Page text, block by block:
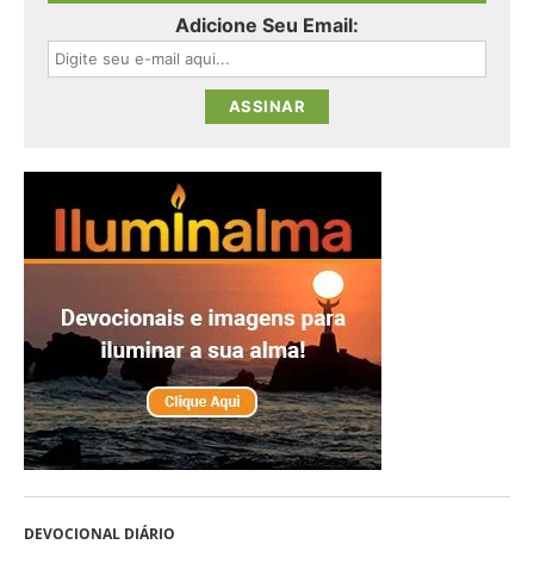
Adicione Seu Email:
DEVOCIONAL DIÁRIO